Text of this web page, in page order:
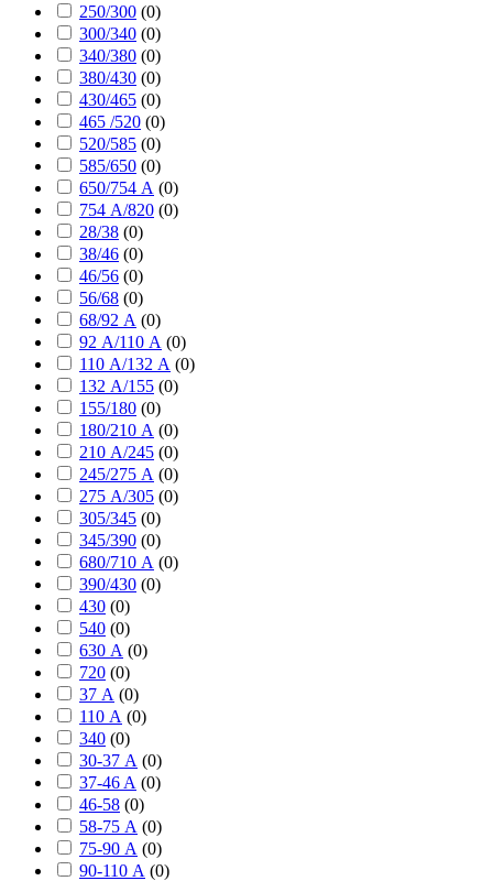
250/300 (0)
300/340 (0)
340/380 (0)
380/430 (0)
430/465 (0)
465 /520 (0)
520/585 (0)
585/650 (0)
650/754 А (0)
754 А/820 (0)
28/38 (0)
38/46 (0)
46/56 (0)
56/68 (0)
68/92 А (0)
92 А/110 А (0)
110 А/132 А (0)
132 А/155 (0)
155/180 (0)
180/210 А (0)
210 А/245 (0)
245/275 А (0)
275 А/305 (0)
305/345 (0)
345/390 (0)
680/710 А (0)
390/430 (0)
430 (0)
540 (0)
630 А (0)
720 (0)
37 А (0)
110 А (0)
340 (0)
30-37 А (0)
37-46 A (0)
46-58 (0)
58-75 А (0)
75-90 А (0)
90-110 А (0)